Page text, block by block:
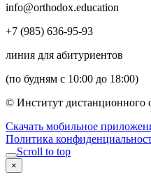
info@orthodox.education
+7 (985) 636-95-93
линия для абитуриентов
(по будням с 10:00 до 18:00)
© Институт дистанционного
Скачать мобильное
Политика
Scroll to top
×